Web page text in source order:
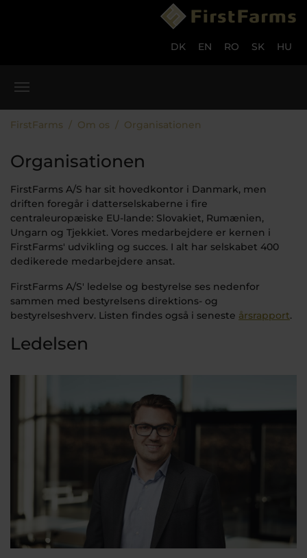
DK EN RO SK HU
FirstFarms Om os Organisationen
Organisationen
FirstFarms A/S har sit hovedkontor i Danmark, men
driften foregår i datterselskaberne i fire
centraleuropæiske EU-lande: Slovakiet, Rumænien,
Ungarn og Tjekkiet. Vores medarbejdere er kernen i
FirstFarms' udvikling og succes. I alt har selskabet 400
dedikerede medarbejdere ansat.
FirstFarms A/S' ledelse og bestyrelse ses nedenfor
sammen med bestyrelsens direktions- og
bestyrelseshverv. Listen findes også i seneste årsrapport.
Ledelsen